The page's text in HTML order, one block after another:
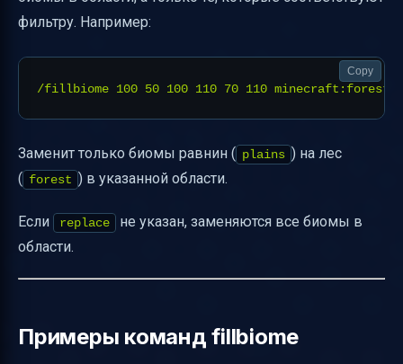
фильтру. Например:
Copy
Заменит только биомы равнин ( plains ) на лес
( forest ) в указанной области.
Если replace
не указан, заменяются все биомы в
области.
Примеры команд fillbiome